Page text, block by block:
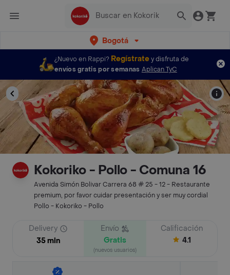
Bogotá
¿Nuevo en Rappi? Regístratey disfruta de
envíos gratis por semanas Aplican TyC
Kokoriko - Pollo - Comuna 16
Avenida Simón Bolivar Carrera 68 # 25 - 12 - Restaurante
premium, por favor cuidar presentación y ser muy cordial
Pollo - Kokoriko - Pollo
Delivery
35 min
Envío
Gratis
(nuevos usuarios)
Calificación
4.1